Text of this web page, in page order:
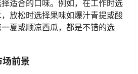
适合的口味。例如，在工作时选
放松时选择果味如爆汁青提或酸
夏或顺凉西瓜，都是不错的选
前景